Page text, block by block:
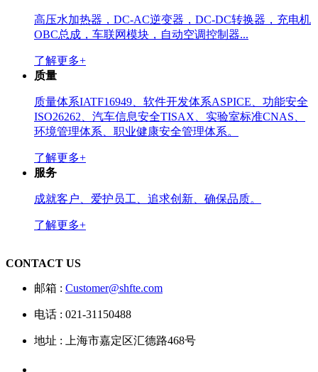
高压水加热器，DC-AC逆变器，DC-DC转换器，充电机
OBC总成，车联网模块，自动空调控制器...
了解更多+
质量
质量体系IATF16949、软件开发体系ASPICE、功能安全
ISO26262、汽车信息安全TISAX、实验室标准CNAS、
环境管理体系、职业健康安全管理体系。
了解更多+
服务
成就客户、爱护员工、追求创新、确保品质。
了解更多+
CONTACT US
邮箱 : Customer@shfte.com
电话 : 021-31150488
地址 : 上海市嘉定区汇德路468号